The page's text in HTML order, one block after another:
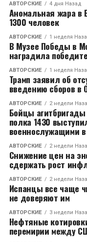
АВТОРСКИЕ 4 дня Назад
Аномальная жара в
1300 человек
АВТОРСКИЕ 1 неделя
В Музее Победы в
наградила
АВТОРСКИЕ 1 неделя
Трамп заявил об
введению сборов в
АВТОРСКИЕ 2 недели
Бойцы агитбригады
полка 1430
военнослужащими
АВТОРСКИЕ 2 недели
Снижение цен на
сдержать рост
АВТОРСКИЕ 2 недели
Испанцы все чаще
не доверяют им
АВТОРСКИЕ 3 недели
Нефтяные
перемирии между